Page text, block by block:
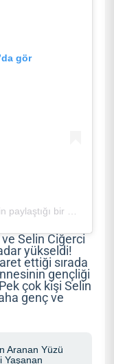
gör
Gazete Magazin (@gazetemagazin)’in paylaştığı bir gönderi
ve Selin Ciğerci
yükseldi!
ettiği sırada
gençliği
çok kişi Selin
genç ve